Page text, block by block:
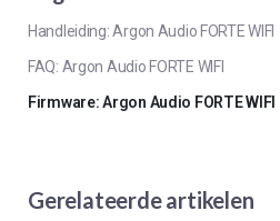
Handleiding: Argon Audio FORTE WIFI
FAQ: Argon Audio FORTE WIFI
Firmware: Argon Audio FORTE WIFI
Gerelateerde artikelen